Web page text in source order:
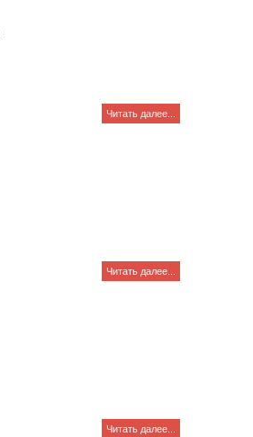
Читать далее...
Читать далее...
Читать далее...